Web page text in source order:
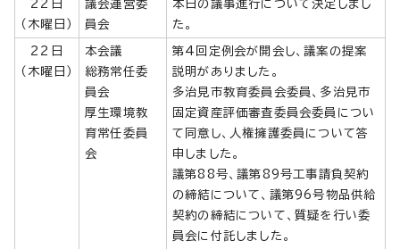
22日
（木曜日）
議会運営委
員会
本日の議事進行について決定しまし
た。
22日
（木曜日）
本会議
総務常任委
員会
厚生環境教
育常任委員
会
第4回定例会が開会し、議案の提案
説明がありました。
多治見市教育委員会委員、多治見市
固定資産評価審査委員会委員につい
て同意し、人権擁護委員について答
申しました。
議第88号、議第89号工事請負契約
の締結について、議第96号物品供給
契約の締結について、質疑を行い委
員会に付託しました。